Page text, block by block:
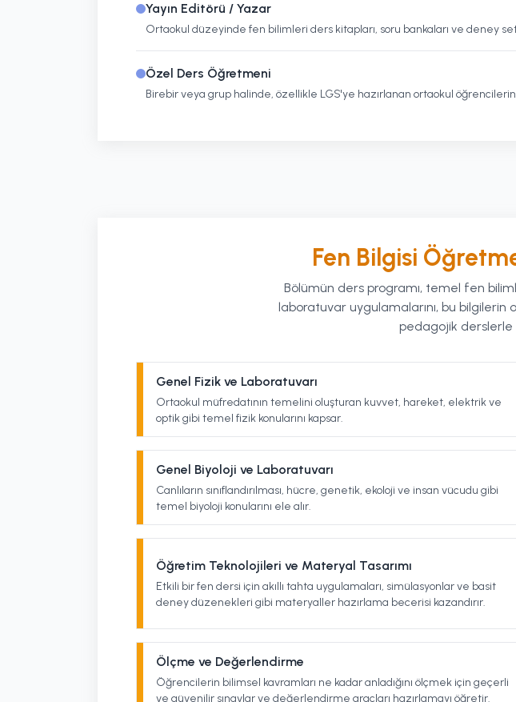
Yayın Editörü / Yazar
Ortaokul düzeyinde fen bilimleri ders kitapları, soru bankaları ve deney
Özel Ders Öğretmeni
Birebir veya grup halinde, özellikle LGS'ye hazırlanan ortaokul
Fen Bilgisi
Bölümün ders programı, temel fen
laboratuvar uygulamalarını, bu
pedagojik derslerle
Genel Fizik ve Laboratuvarı
Ortaokul müfredatının temelini oluşturan kuvvet, hareket, elektrik ve
optik gibi temel fizik konularını kapsar.
Genel Biyoloji ve Laboratuvarı
Canlıların sınıflandırılması, hücre, genetik, ekoloji ve insan vücudu gibi
temel biyoloji konularını ele alır.
Öğretim Teknolojileri ve Materyal Tasarımı
Etkili bir fen dersi için akıllı tahta uygulamaları, simülasyonlar ve basit
deney düzenekleri gibi materyaller hazırlama becerisi kazandırır.
Ölçme ve Değerlendirme
Öğrencilerin bilimsel kavramları ne kadar anladığını ölçmek için geçerli
ve güvenilir sınavlar ve değerlendirme araçları hazırlamayı öğretir.